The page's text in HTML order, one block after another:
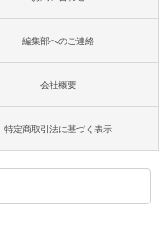
編集部へのご連絡
会社概要
特定商取引法に基づく表示